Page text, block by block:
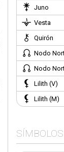
Juno
Vesta
Quirón
Nodo
Nodo
Lilith (V)
Lilith (M)